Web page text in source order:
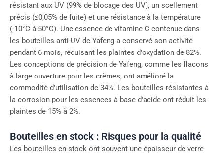
résistant aux UV (99% de blocage des UV), un scellement
précis (≤0,05% de fuite) et une résistance à la température
(-10°C à 50°C). Une essence de vitamine C contenue dans
les bouteilles anti-UV de Yafeng a conservé son activité
pendant 6 mois, réduisant les plaintes d'oxydation de 82%.
Les conceptions de précision de Yafeng, comme les flacons
à large ouverture pour les crèmes, ont amélioré la
commodité d'utilisation de 34%. Les bouteilles résistantes à
la corrosion pour les essences à base d'acide ont réduit les
plaintes de 15% à 2%.
Bouteilles en stock : Risques pour la qualité
Les bouteilles en stock ont souvent une épaisseur de verre